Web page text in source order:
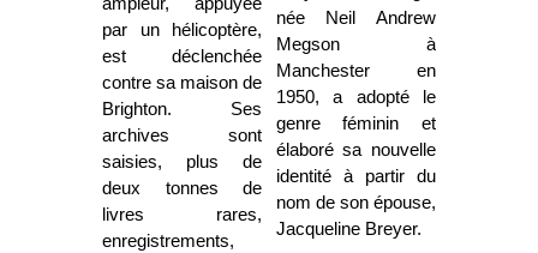
ampleur, appuyée
par un hélicoptère,
est déclenchée
contre sa maison de
Brighton. Ses
archives sont
saisies, plus de
deux tonnes de
livres rares,
enregistrements,
née Neil Andrew
Megson à
Manchester en
1950, a adopté le
genre féminin et
élaboré sa nouvelle
identité à partir du
nom de son épouse,
Jacqueline Breyer.